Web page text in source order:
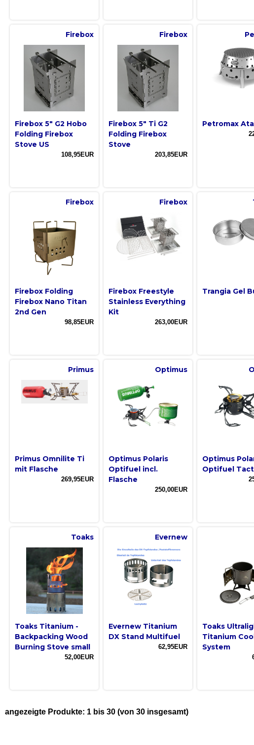
Firebox
Firebox 5" G2 Hobo
Folding Firebox
Stove US
108,95EUR
Firebox
Firebox 5" Ti G2
Folding Firebox
Stove
203,85EUR
Petromax
Firebox
Firebox Folding
Firebox Nano Titan
2nd Gen
98,85EUR
Firebox
Firebox Freestyle
Stainless Everything
Kit
263,00EUR
Trangia Gel
Primus
Primus Omnilite Ti
mit Flasche
269,95EUR
Optimus
Optimus Polaris
Optifuel incl.
Flasche
250,00EUR
Optimus
Optifuel
Toaks
Toaks Titanium -
Backpacking Wood
Burning Stove small
52,00EUR
Evernew
Evernew Titanium
DX Stand Multifuel
62,95EUR
Toaks
Titanium
System
angezeigte Produkte: 1 bis 30 (von 30 insgesamt)